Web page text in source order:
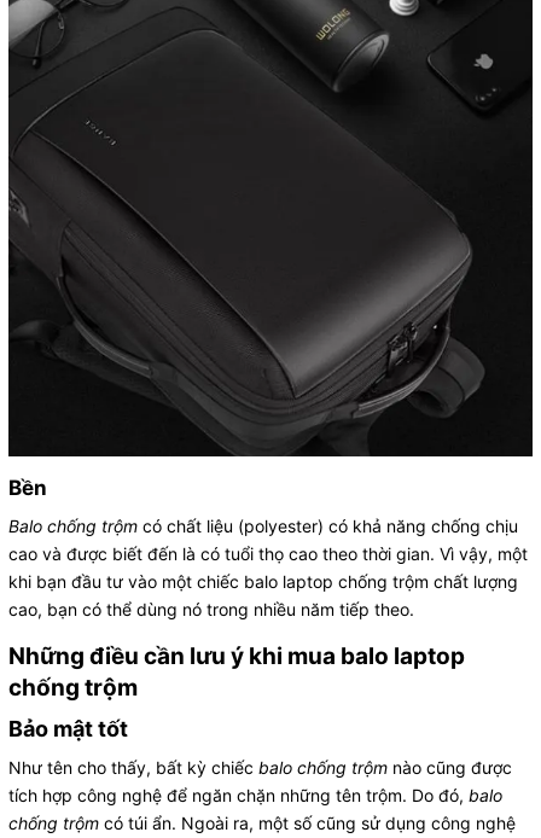
Bền
Balo chống trộm có chất liệu (polyester) có khả năng chống chịu
cao và được biết đến là có tuổi thọ cao theo thời gian. Vì vậy, một
khi bạn đầu tư vào một chiếc balo laptop chống trộm chất lượng
cao, bạn có thể dùng nó trong nhiều năm tiếp theo.
Những điều cần lưu ý khi mua balo laptop
chống trộm
Bảo mật tốt
Như tên cho thấy, bất kỳ chiếc balo chống trộm nào cũng được
tích hợp công nghệ để ngăn chặn những tên trộm. Do đó, balo
chống trộm có túi ẩn. Ngoài ra, một số cũng sử dụng công nghệ